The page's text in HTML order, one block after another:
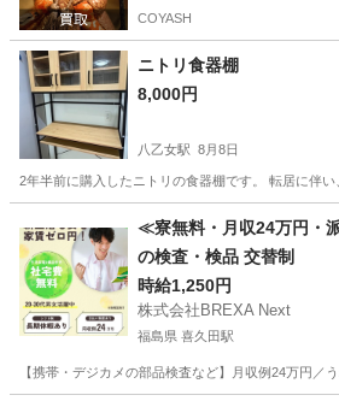
COYASH
ニトリ食器棚
8,000円
八乙女駅 8月8日
2年半前に購入したニトリの食器棚です。 転居に伴
八乙女駅 収納家具
≪寮無料・月収24万円・
の検査・検品 交替制
時給1,250円
株式会社BREXA Next
福島県 喜久田駅
【携帯・デジカメの部品検査など】月収例24万円